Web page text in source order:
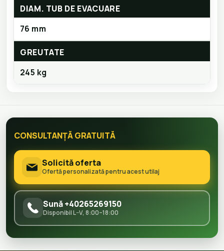
DIAM. TUB DE EVACUARE
76 mm
GREUTATE
245 kg
CONSULTANȚĂ GRATUITĂ
Solicită oferta
Ofertă personalizată pentru acest utilaj
Sună +40265269150
Disponibil L–V, 8:00–18:00